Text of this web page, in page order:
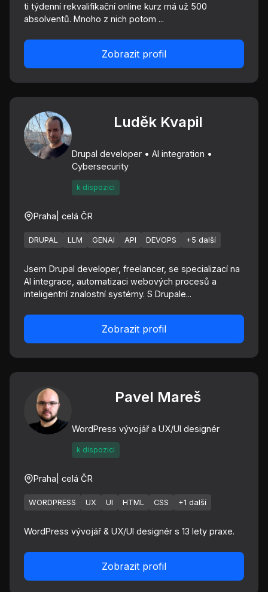
ti týdenní rekvalifikační online kurz má už 500
absolventů. Mnoho z nich potom ...
Zobrazit profil
Luděk Kvapil
Drupal developer • AI integration •
Cybersecurity
k dispozici
Praha | celá ČR
DRUPAL LLM GENAI API DEVOPS +5 další
Jsem Drupal developer, freelancer, se specializací na
AI integrace, automatizaci webových procesů a
inteligentní znalostní systémy. S Drupale...
Zobrazit profil
Pavel Mareš
WordPress vývojář a UX/UI designér
k dispozici
Praha | celá ČR
WORDPRESS UX UI HTML CSS +1 další
WordPress vývojář & UX/UI designér s 13 lety praxe.
Zobrazit profil